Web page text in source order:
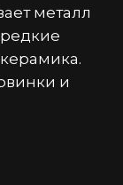
металл
и